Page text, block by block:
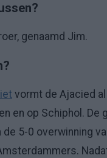
genaamd Jim.
vormt de Ajacied
en op Schiphol. De
5-0 overwinning